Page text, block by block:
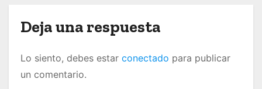
n
r
Deja una respuesta
Lo siento, debes estar conectado para publicar
un comentario.